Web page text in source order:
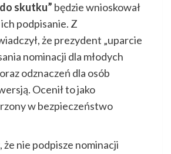
skutku” będzie wnioskował
podpisanie. Z
że prezydent „uparcie
nominacji dla młodych
odznaczeń dla osób
Ocenił to jako
w bezpieczeństwo
że nie podpisze nominacji